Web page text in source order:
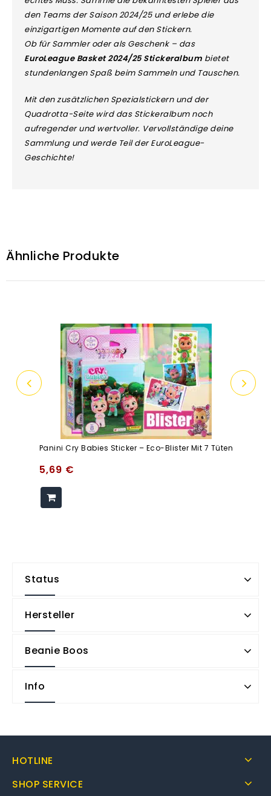
den Teams der Saison 2024/25 und erlebe die
einzigartigen Momente auf den Stickern.
Ob für Sammler oder als Geschenk – das
EuroLeague Basket 2024/25 Stickeralbum bietet
stundenlangen Spaß beim Sammeln und Tauschen.
Mit den zusätzlichen Spezialstickern und der
Quadrotta-Seite wird das Stickeralbum noch
aufregender und wertvoller. Vervollständige deine
Sammlung und werde Teil der EuroLeague-
Geschichte!
Ähnliche Produkte
Panini Cry Babies Sticker – Eco-Blister Mit 7 Tüten
5,69 €
Status
Hersteller
Beanie Boos
Info
HOTLINE
SHOP SERVICE